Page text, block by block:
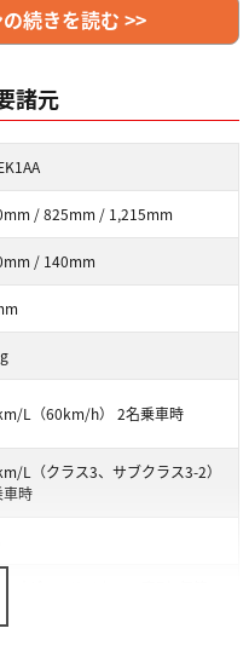
続きを読む >>
諸元
/ 825mm / 1,215mm
/ 140mm
L（60km/h） 2名乗車時
L（クラス3、サブクラス3-2）
車時
水冷・4サイクル・直列4気筒 /
・4バルブ